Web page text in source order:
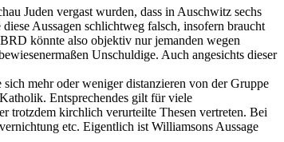
Juden vergast wurden, dass in Auschwitz sechs
Aussagen schlichtweg falsch, insofern braucht
könnte also objektiv nur jemanden wegen
Unschuldige. Auch angesichts dieser
mehr oder weniger distanzieren von der Gruppe
Entsprechendes gilt für viele
trotzdem kirchlich verurteilte Thesen vertreten. Bei
etc. Eigentlich ist Williamsons Aussage